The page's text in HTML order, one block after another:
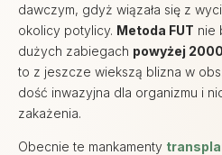
dawczym, gdyż wiązała się z
okolicy potylicy. Metoda FUT nie
dużych zabiegach powyżej
to z jeszcze wiekszą blizna w
dość inwazyjna dla organizmu i
zakażenia.
Obecnie te mankamenty